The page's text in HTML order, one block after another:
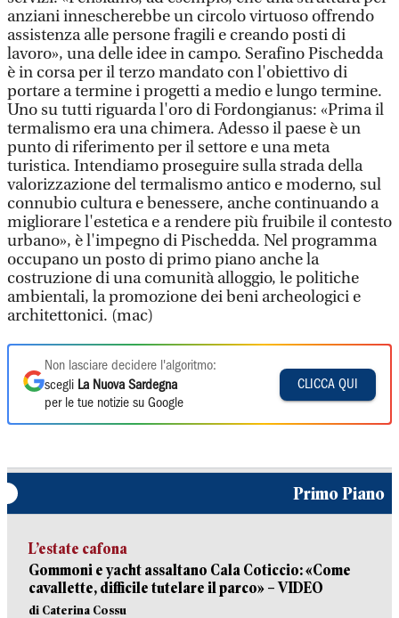
anziani innescherebbe un circolo virtuoso offrendo
assistenza alle persone fragili e creando posti di
lavoro», una delle idee in campo. Serafino Pischedda
è in corsa per il terzo mandato con l'obiettivo di
portare a termine i progetti a medio e lungo termine.
Uno su tutti riguarda l'oro di Fordongianus: «Prima il
termalismo era una chimera. Adesso il paese è un
punto di riferimento per il settore e una meta
turistica. Intendiamo proseguire sulla strada della
valorizzazione del termalismo antico e moderno, sul
connubio cultura e benessere, anche continuando a
migliorare l'estetica e a rendere più fruibile il contesto
urbano», è l'impegno di Pischedda. Nel programma
occupano un posto di primo piano anche la
costruzione di una comunità alloggio, le politiche
ambientali, la promozione dei beni archeologici e
architettonici. (mac)
Non lasciare decidere l'algoritmo:
scegli La Nuova Sardegna
per le tue notizie su Google
CLICCA QUI
Primo Piano
L’estate cafona
Gommoni e yacht assaltano Cala Coticcio: «Come
cavallette, difficile tutelare il parco» – VIDEO
di Caterina Cossu